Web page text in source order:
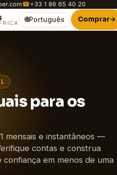
☎+33 1 86 65 40 20
🌐Português Comprar→
para os
mensais e instantâneos —
contas e construa
em menos de uma